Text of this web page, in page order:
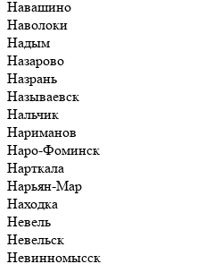
Навашино
Наволоки
Надым
Назарово
Назрань
Называевск
Нальчик
Нариманов
Наро-Фоминск
Нарткала
Нарьян-Мар
Находка
Невель
Невельск
Невинномысск